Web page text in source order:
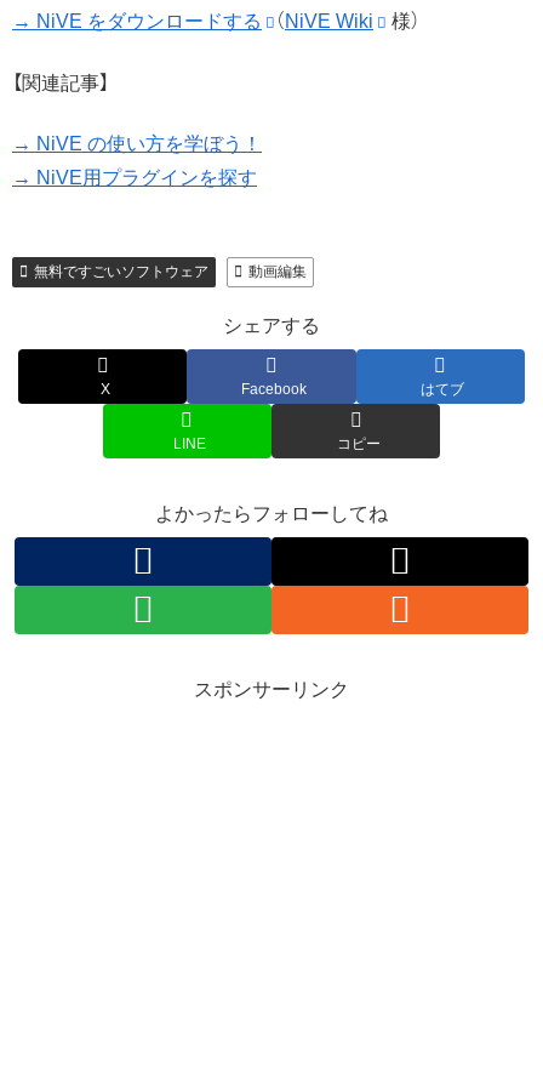
→ NiVE をダウンロードする （ NiVE Wiki 様）
【関連記事】
→ NiVE の使い方を学ぼう！
→ NiVE用プラグインを探す
無料ですごいソフトウェア 動画編集
シェアする
X Facebook はてブ
LINE コピー
よかったらフォローしてね
スポンサーリンク